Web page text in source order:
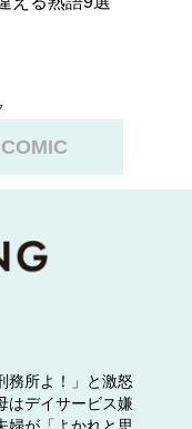
COMIC
務所よ！」と激怒
はデイサービス嫌